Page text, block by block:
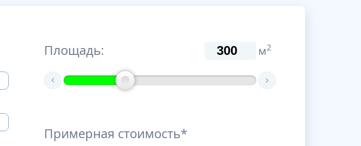
Площадь: м2
Примерная стоимость*